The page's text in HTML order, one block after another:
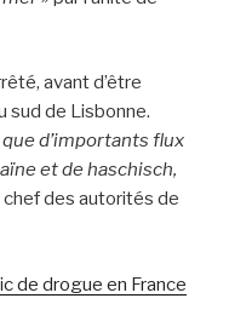
avant d’être
sud de Lisbonne.
d’importants flux
et de haschisch,
chef des autorités de
de drogue en France